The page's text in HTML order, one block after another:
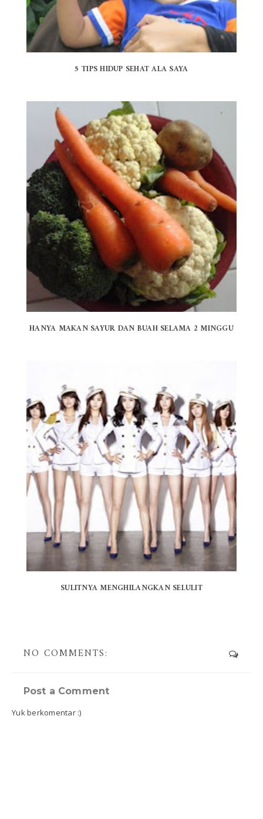
5 TIPS HIDUP SEHAT ALA SAYA
HANYA MAKAN SAYUR DAN BUAH SELAMA 2 MINGGU
SULITNYA MENGHILANGKAN SELULIT
NO COMMENTS:
Post a Comment
Yuk berkomentar :)